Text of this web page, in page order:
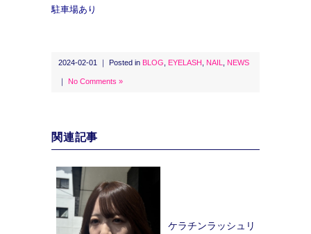
駐車場あり
2024-02-01 ｜ Posted in BLOG EYELASH NAIL NEWS
｜ No Comments »
関連記事
ケラチンラッシュリ